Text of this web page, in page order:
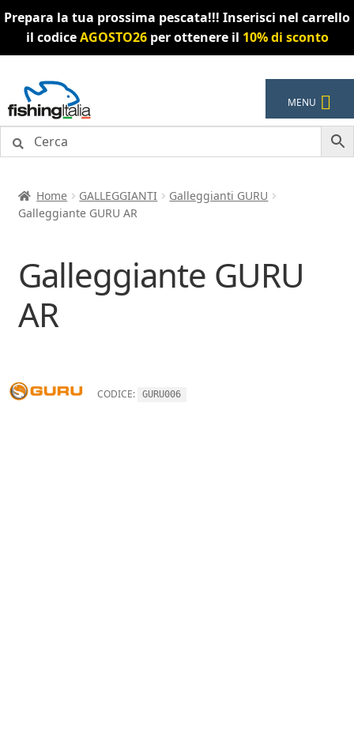
Prepara la tua prossima pescata!!! Inserisci nel carrello
il codiceAGOSTO26per ottenere il 10% di sconto
alla
navigazione
al
contenuto
MENU
Home GALLEGGIANTI
Galleggianti GURU
Galleggiante GURU AR
Galleggiante GURU
AR
CODICE: GURU006